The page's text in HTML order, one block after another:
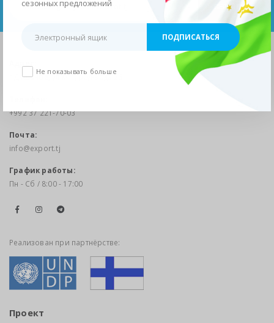
сезонных предложений
Не показывать больше
ПЕРЕЙТИ
г.Душанбе, ул.М.Турсунзода 23
+992 37 221-70-03
Почта:
info@export.tj
График работы:
Пн - Сб / 8:00 - 17:00
Реализован при партнёрстве:
Проект